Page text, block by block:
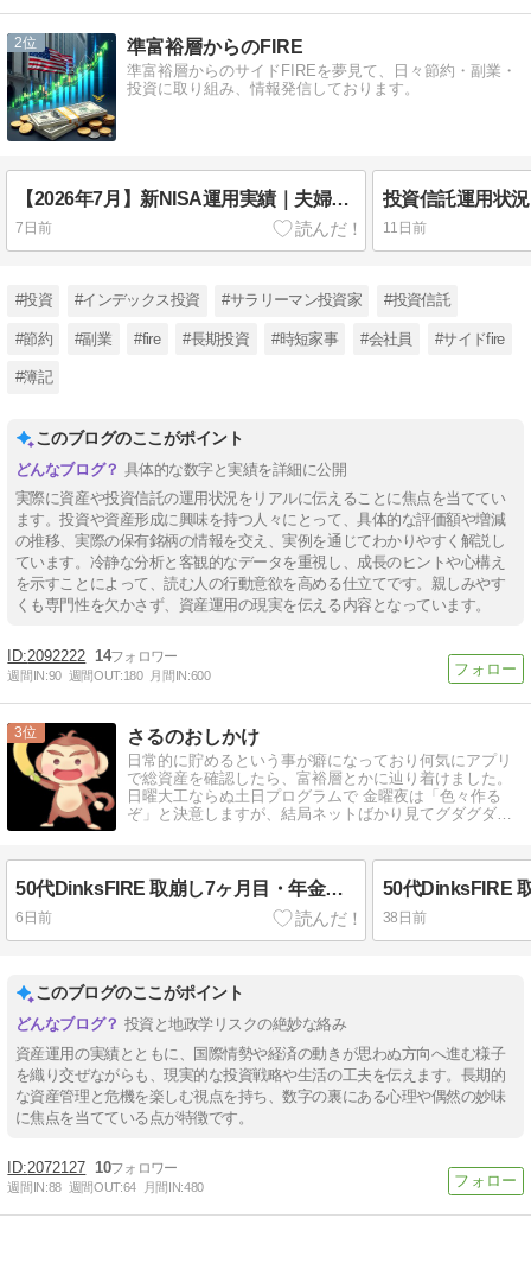
2 準富裕層からのFIRE
準富裕層からのサイドFIREを夢見て、日々節約・副業・
投資に取り組み、情報発信しております。
【2026年7月】新NISA運用実績｜夫婦2人の評価額・含み益・保有投資信託を公開
7日前 11日前
#投資 #インデックス投資 #サラリーマン投資家 #投資信託
#節約 #副業 #fire #長期投資 #時短家事 #会社員 #サイドfire
#簿記
このブログのここがポイント
具体的な数字と実績を詳細に公開
実際に資産や投資信託の運用状況をリアルに伝えることに焦点を当ててい
ます。投資や資産形成に興味を持つ人々にとって、具体的な評価額や増減
の推移、実際の保有銘柄の情報を交え、実例を通じてわかりやすく解説し
ています。冷静な分析と客観的なデータを重視し、成長のヒントや心構え
を示すことによって、読む人の行動意欲を高める仕立てです。親しみやす
くも専門性を欠かさず、資産運用の現実を伝える内容となっています。
2092222 14
週間IN:90 週間OUT:180 月間IN:600
3 さるのおしかけ
日常的に貯めるという事が癖になっており何気にアプリ
で総資産を確認したら、富裕層とかに辿り着けました。
日曜大工ならぬ土日プログラムで 金曜夜は「色々作る
ぞ」と決意しますが、結局ネットばかり見てグダグダ過
50代DinksFIRE 取崩し7ヶ月目・年金全額免除申請の結果と国保額決定
6日前 38日前
このブログのここがポイント
投資と地政学リスクの絶妙な絡み
資産運用の実績とともに、国際情勢や経済の動きが思わぬ方向へ進む様子
を織り交ぜながらも、現実的な投資戦略や生活の工夫を伝えます。長期的
な資産管理と危機を楽しむ視点を持ち、数字の裏にある心理や偶然の妙味
に焦点を当てている点が特徴です。
2072127 10
週間IN:88 週間OUT:64 月間IN:480